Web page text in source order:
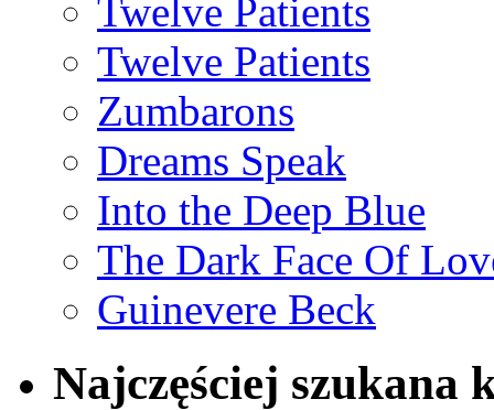
Twelve Patients
Twelve Patients
Zumbarons
Dreams Speak
Into the Deep Blue
The Dark Face Of
Guinevere Beck
Najczęściej szukana